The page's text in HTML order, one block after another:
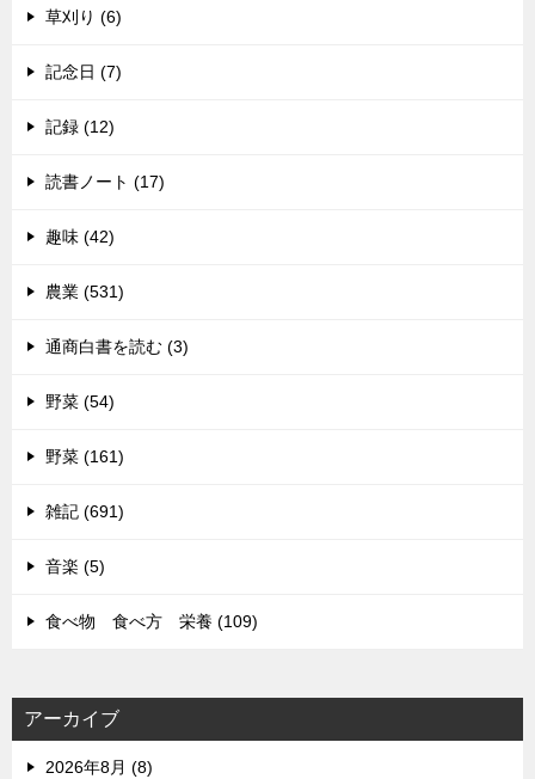
草刈り (6)
記念日 (7)
記録 (12)
読書ノート (17)
趣味 (42)
農業 (531)
通商白書を読む (3)
野菜 (54)
野菜 (161)
雑記 (691)
音楽 (5)
食べ物 食べ方 栄養 (109)
アーカイブ
2026年8月 (8)